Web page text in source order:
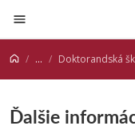
Prejsť na obsah
... Doktorandská
Ďalšie